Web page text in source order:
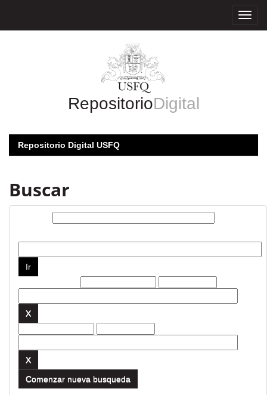
RepositorioDigital
Repositorio Digital USFQ
Buscar
Comenzar nueva busqueda